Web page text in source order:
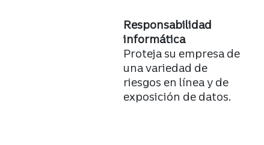
Responsabilidad
informática
Proteja su empresa de
una variedad de
riesgos en línea y de
exposición de datos.